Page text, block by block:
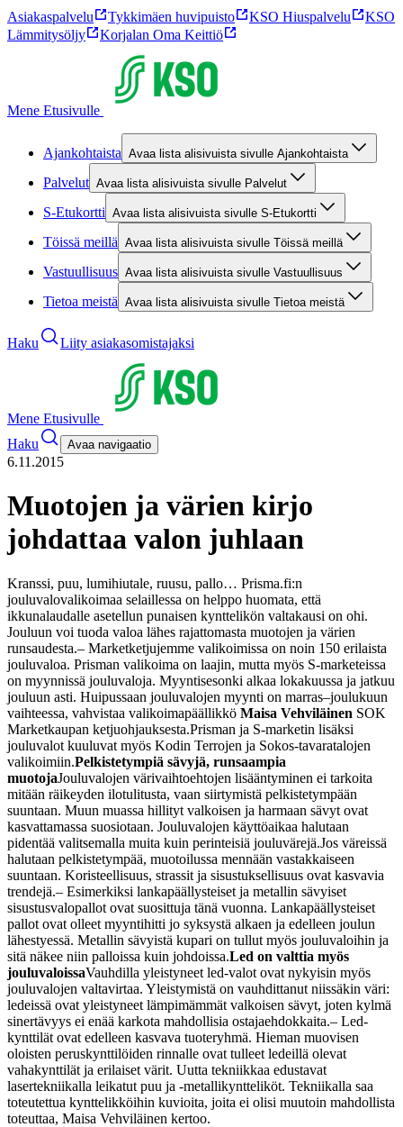
Asiakaspalvelu Tykkimäen huvipuisto KSO Hiuspalvelu
KSO
Lämmitysöljy
Korjalan Oma Keittiö
Mene Etusivulle
Ajankohtaista Avaa lista alisivuista sivulle Ajankohtaista
Palvelut Avaa lista alisivuista sivulle Palvelut
S-Etukortti Avaa lista alisivuista sivulle S-Etukortti
Töissä meillä Avaa lista alisivuista sivulle Töissä meillä
Vastuullisuus Avaa lista alisivuista sivulle Vastuullisuus
Tietoa meistä Avaa lista alisivuista sivulle Tietoa meistä
Haku Liity asiakasomistajaksi
Mene Etusivulle
Haku
Avaa navigaatio
6.11.2015
Muotojen ja värien kirjo
johdattaa valon juhlaan
Kranssi, puu, lumihiutale, ruusu, pallo… Prisma.fi:n
jouluvalovalikoimaa selaillessa on helppo huomata, että
ikkunalaudalle asetellun punaisen kynttelikön valtakausi on ohi.
Jouluun voi tuoda valoa lähes rajattomasta muotojen ja värien
runsaudesta.– Marketketjujemme valikoimissa on noin 150 erilaista
jouluvaloa. Prisman valikoima on laajin, mutta myös S-marketeissa
on myynnissä jouluvaloja. Myyntisesonki alkaa lokakuussa ja jatkuu
jouluun asti. Huipussaan jouluvalojen myynti on marras–joulukuun
vaihteessa, vahvistaa valikoimapäällikkö Maisa Vehviläinen SOK
Marketkaupan ketjuohjauksesta.Prisman ja S-marketin lisäksi
jouluvalot kuuluvat myös Kodin Terrojen ja Sokos-tavaratalojen
valikoimiin.Pelkistetympiä sävyjä, runsaampia
muotojaJouluvalojen värivaihtoehtojen lisääntyminen ei tarkoita
mitään räikeyden ilotulitusta, vaan siirtymistä pelkistetympään
suuntaan. Muun muassa hillityt valkoisen ja harmaan sävyt ovat
kasvattamassa suosiotaan. Jouluvalojen käyttöaikaa halutaan
pidentää valitsemalla muita kuin perinteisiä jouluvärejä.Jos väreissä
halutaan pelkistetympää, muotoilussa mennään vastakkaiseen
suuntaan. Koristeellisuus, strassit ja sisustuksellisuus ovat kasvavia
trendejä.– Esimerkiksi lankapäällysteiset ja metallin sävyiset
sisustusvalopallot ovat suosittuja tänä vuonna. Lankapäällysteiset
pallot ovat olleet myyntihitti jo syksystä alkaen ja edelleen joulun
lähestyessä. Metallin sävyistä kupari on tullut myös jouluvaloihin ja
sitä näkee niin palloissa kuin johdoissa.Led on valttia myös
jouluvaloissaVauhdilla yleistyneet led-valot ovat nykyisin myös
jouluvalojen valtavirtaa. Yleistymistä on vauhdittanut niissäkin väri:
ledeissä ovat yleistyneet lämpimämmät valkoisen sävyt, joten kylmä
sinertävyys ei enää karkota mahdollisia ostajaehdokkaita.– Led-
kynttilät ovat edelleen kasvava tuoteryhmä. Hieman muovisen
oloisten peruskynttilöiden rinnalle ovat tulleet ledeillä olevat
vahakynttilät ja erilaiset värit. Uutta tekniikkaa edustavat
lasertekniikalla leikatut puu ja -metallikyntteliköt. Tekniikalla saa
toteutettua kynttelikköihin kuvioita, joita ei olisi muutoin mahdollista
toteuttaa, Maisa Vehviläinen kertoo.